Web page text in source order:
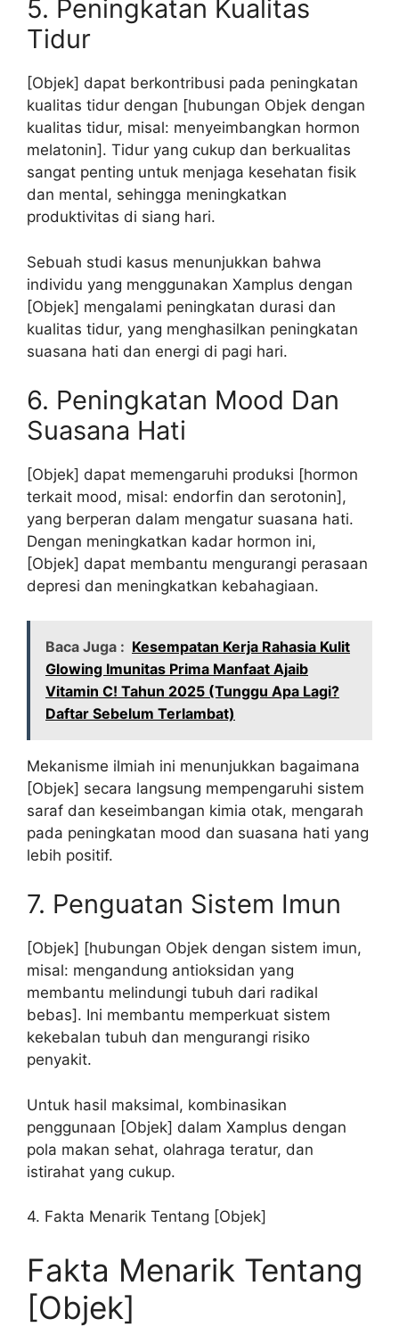
5. Peningkatan Kualitas
Tidur
[Objek] dapat berkontribusi pada peningkatan
kualitas tidur dengan [hubungan Objek dengan
kualitas tidur, misal: menyeimbangkan hormon
melatonin]. Tidur yang cukup dan berkualitas
sangat penting untuk menjaga kesehatan fisik
dan mental, sehingga meningkatkan
produktivitas di siang hari.
Sebuah studi kasus menunjukkan bahwa
individu yang menggunakan Xamplus dengan
[Objek] mengalami peningkatan durasi dan
kualitas tidur, yang menghasilkan peningkatan
suasana hati dan energi di pagi hari.
6. Peningkatan Mood Dan
Suasana Hati
[Objek] dapat memengaruhi produksi [hormon
terkait mood, misal: endorfin dan serotonin],
yang berperan dalam mengatur suasana hati.
Dengan meningkatkan kadar hormon ini,
[Objek] dapat membantu mengurangi perasaan
depresi dan meningkatkan kebahagiaan.
Baca Juga : Kesempatan Kerja Rahasia Kulit
Glowing Imunitas Prima Manfaat Ajaib
Vitamin C! Tahun 2025 (Tunggu Apa Lagi?
Daftar Sebelum Terlambat)
Mekanisme ilmiah ini menunjukkan bagaimana
[Objek] secara langsung mempengaruhi sistem
saraf dan keseimbangan kimia otak, mengarah
pada peningkatan mood dan suasana hati yang
lebih positif.
7. Penguatan Sistem Imun
[Objek] [hubungan Objek dengan sistem imun,
misal: mengandung antioksidan yang
membantu melindungi tubuh dari radikal
bebas]. Ini membantu memperkuat sistem
kekebalan tubuh dan mengurangi risiko
penyakit.
Untuk hasil maksimal, kombinasikan
penggunaan [Objek] dalam Xamplus dengan
pola makan sehat, olahraga teratur, dan
istirahat yang cukup.
4. Fakta Menarik Tentang [Objek]
Fakta Menarik Tentang
[Objek]